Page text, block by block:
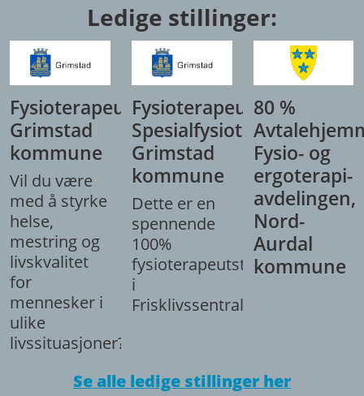
Ledige stillinger:
Fysioterapeut,
Grimstad
kommune
Vil du være
med å styrke
helse,
mestring og
livskvalitet
for
mennesker i
ulike
livssituasjoner?
Fysioterapeut/
Spesialfysioterapeut,
Grimstad
kommune
Dette er en
spennende
100%
fysioterapeutstilling
i
Frisklivssentralen.
80 %
Fysio- og
ergoterapi-
avdelingen,
Nord-
Aurdal
kommune
Se alle ledige stillinger her